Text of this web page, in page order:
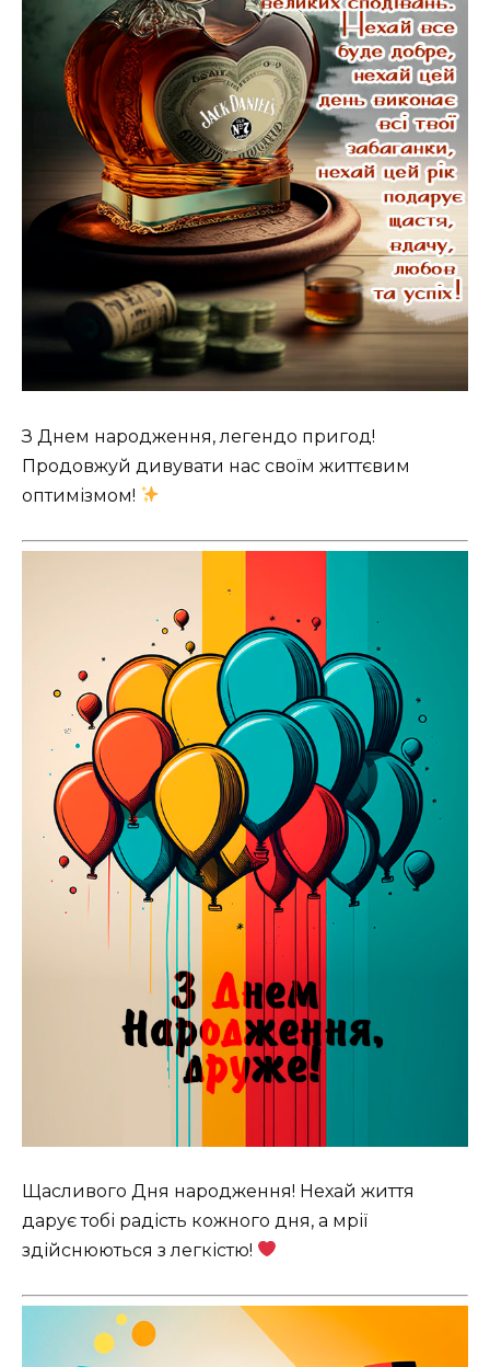
З Днем народження, легендо пригод!
Продовжуй дивувати нас своїм життєвим
оптимізмом!
Щасливого Дня народження! Нехай життя
дарує тобі радість кожного дня, а мрії
здійснюються з легкістю!